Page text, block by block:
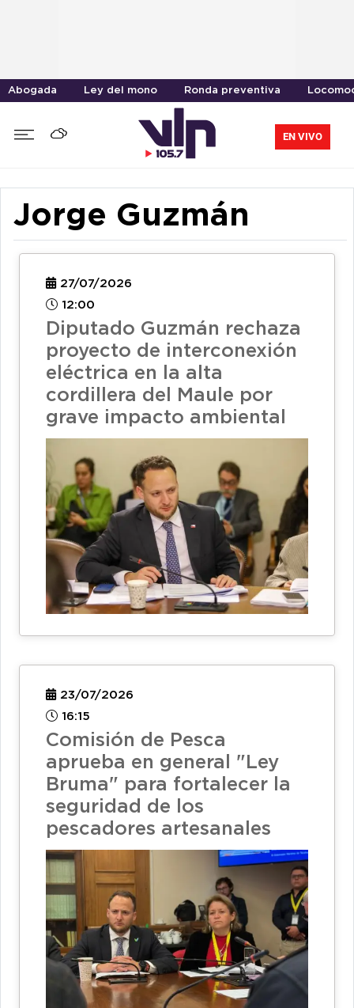
Abogada Ley del mono Ronda preventiva
EN VIVO
Jorge Guzmán
27/07/2026
12:00
Diputado Guzmán rechaza
proyecto de interconexión
eléctrica en la alta
cordillera del Maule por
grave impacto ambiental
23/07/2026
16:15
Comisión de Pesca
aprueba en general "Ley
Bruma" para fortalecer la
seguridad de los
pescadores artesanales